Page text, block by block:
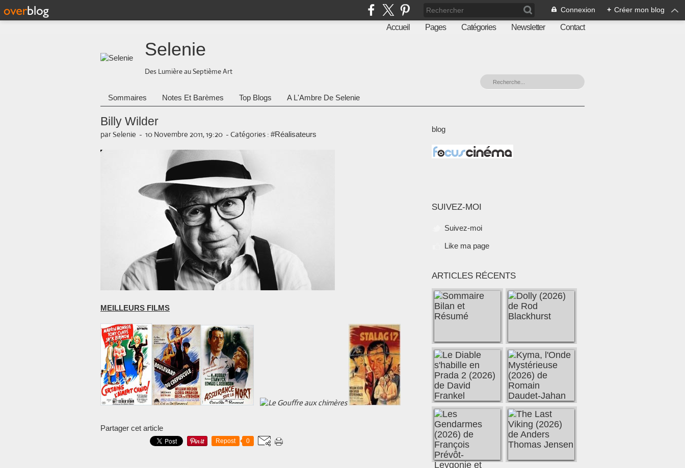
Connexion + Créer mon blog
Accueil Pages Catégories Newsletter Contact
Selenie
Des Lumière au Septième Art
Sommaires Notes Et Barèmes Top Blogs A L'Ambre De Selenie
Billy Wilder
par Selenie - 10 Novembre 2011, 19:20 - Catégories : #Réalisateurs
MEILLEURS FILMS
Partager cet article
Repost 0
blog
SUIVEZ-MOI
Suivez-moi
Like ma page
ARTICLES RÉCENTS